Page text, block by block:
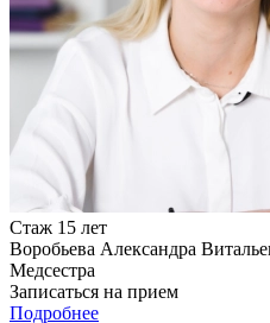
Стаж 15 лет
Воробьева Александра
Медсестра
Записаться на прием
Подробнее